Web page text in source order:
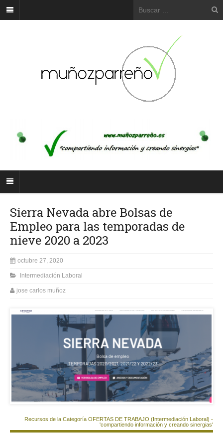
Sierra Nevada abre Bolsas de
Empleo para las temporadas de
nieve 2020 a 2023
octubre 27, 2020
Intermediación Laboral
jose carlos muñoz
Recursos de la Categoría OFERTAS DE TRABAJO (Intermediación Laboral) -
'compartiendo información y creando sinergias'